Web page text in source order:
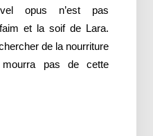
opus n’est pas
et la soif de Lara.
de la nourriture
pas de cette